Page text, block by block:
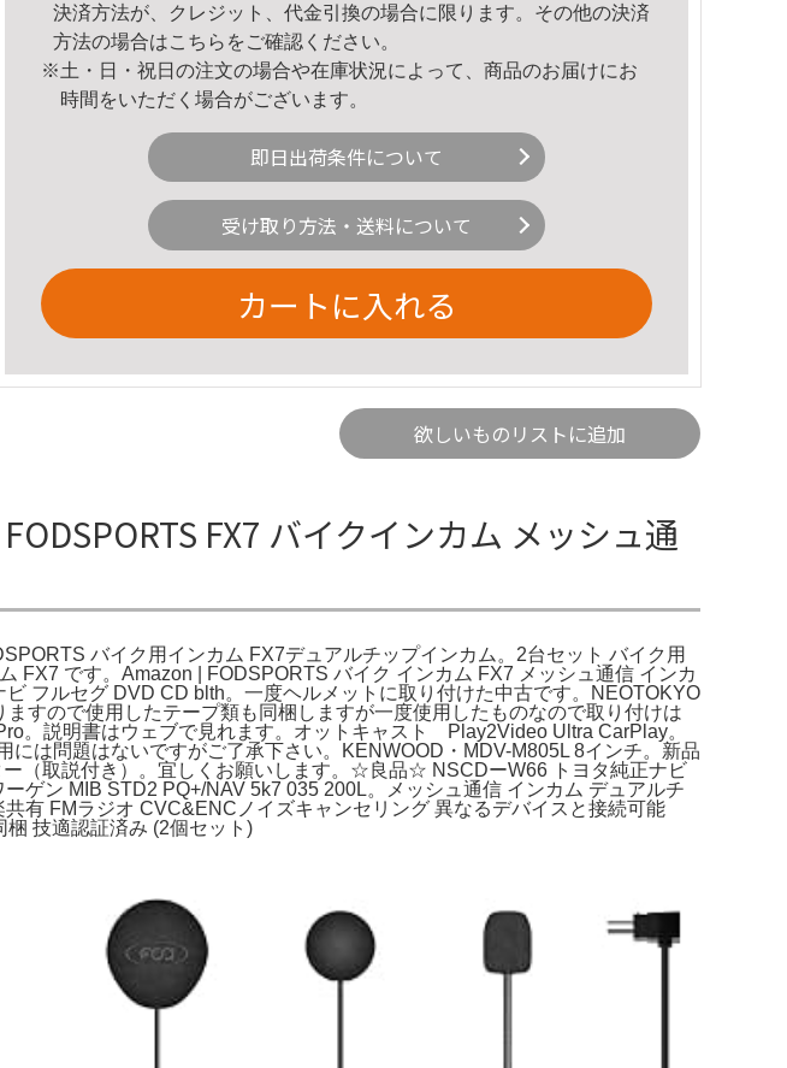
決済方法が、クレジット、代金引換の場合に限ります。その他の決済
方法の場合はこちら をご確認ください。
※土・日・祝日の注文の場合や在庫状況によって、商品のお届けにお
時間をいただく場合がございます。
即日出荷条件について
受け取り方法・送料について
カートに入れる
欲しいものリストに追加
FX7 バイクインカム メッシュ通
バイク用インカム FX7デュアルチップインカム。2台セット バイク用
FX7 です。Amazon | FODSPORTS バイク インカム FX7 メッシュ通信 インカ
フルセグ DVD CD blth。一度ヘルメットに取り付けた中古です。NEOTOKYO
すので使用したテープ類も同梱しますが一度使用したものなので取り付けは
。説明書はウェブで見れます。オットキャスト Play2Video Ultra CarPlay。
は問題はないですがご了承下さい。KENWOOD・MDV-M805L 8インチ。新品
（取説付き）。宜しくお願いします。☆良品☆ NSCDーW66 トヨタ純正ナビ
ゲン MIB STD2 PQ+/NAV 5k7 035 200L。メッシュ通信 インカム デュアルチ
有 FMラジオ CVC&ENCノイズキャンセリング 異なるデバイスと接続可能
技適認証済み (2個セット)